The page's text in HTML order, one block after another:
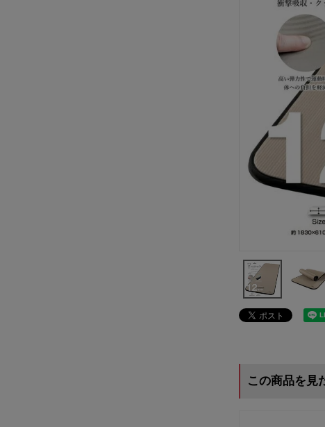
この商品を見